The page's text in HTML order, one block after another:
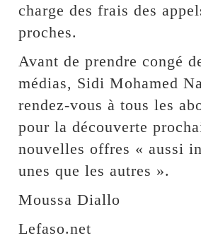
charge des frais des
proches.
Avant de prendre congé
médias, Sidi Mohamed
rendez-vous à tous les
pour la découverte
nouvelles offres « aussi
unes que les autres ».
Moussa Diallo
Lefaso.net